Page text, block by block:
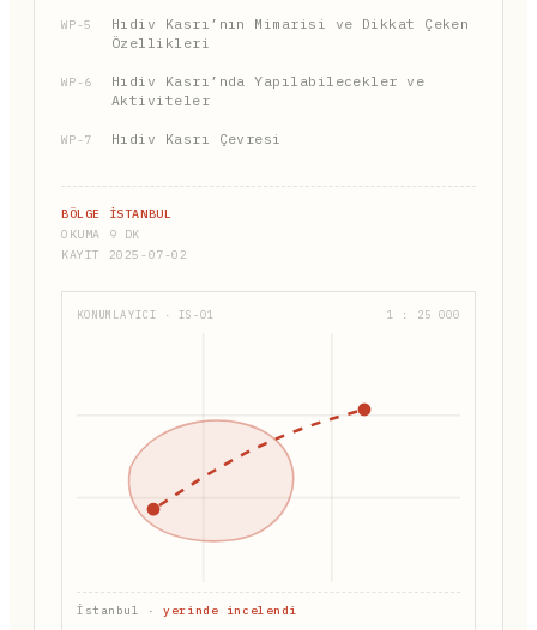
WP-5
Hıdiv Kasrı’nın Mimarisi ve Dikkat Çeken
Özellikleri
WP-6
Hıdiv Kasrı’nda Yapılabilecekler ve
Aktiviteler
WP-7 Hıdiv Kasrı Çevresi
BÖLGE İSTANBUL
OKUMA 9 DK
KAYIT 2025-07-02
KONUMLAYICI · IS-01 1 : 25 000
İstanbul ·yerinde incelendi